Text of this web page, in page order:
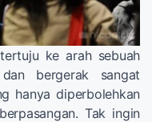
ke arah sebuah
bergerak sangat
hanya diperbolehkan
Tak ingin